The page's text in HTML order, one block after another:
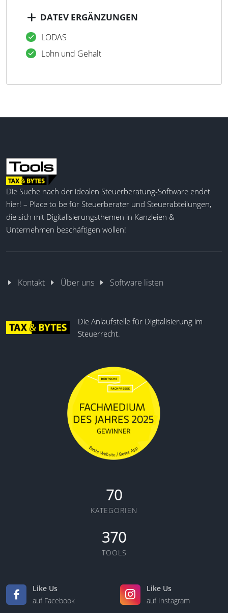
DATEV ERGÄNZUNGEN
LODAS
Lohn und Gehalt
Die Suche nach der idealen Steuerberatung-Software endet
hier! – Place to be für Steuerberater und Steuerabteilungen,
die sich mit Digitalisierungsthemen in Kanzleien &
Unternehmen beschäftigen wollen!
Kontakt Über uns Software listen
Die Anlaufstelle für Digitalisierung im
Steuerrecht.
70
KATEGORIEN
370
TOOLS
Like Us
auf Facebook
Like Us
auf Instagram